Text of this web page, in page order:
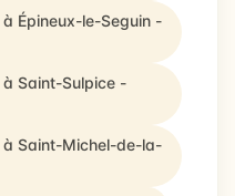
Épineux-le-Seguin -
Saint-Sulpice -
à Saint-Michel-de-la-